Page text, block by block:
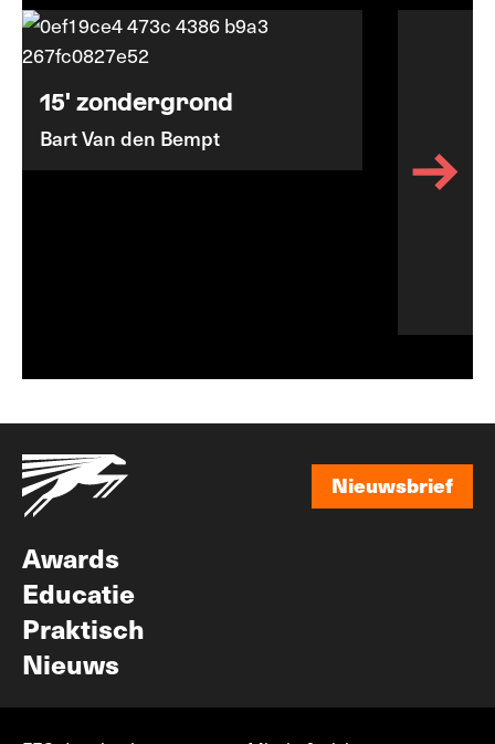
15' zondergrond
Bart Van den Bempt
Nieuwsbrief
Awards
Educatie
Praktisch
Nieuws